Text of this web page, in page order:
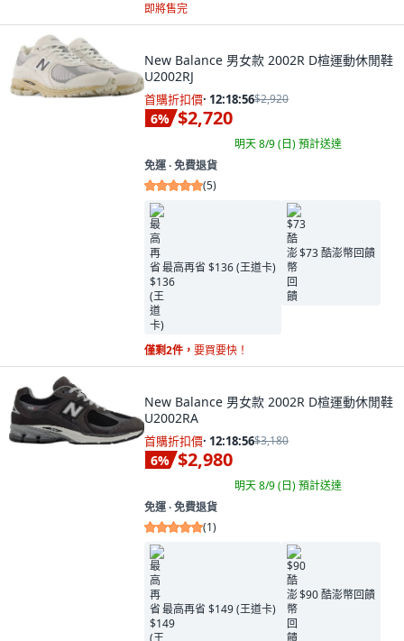
即將售完
New Balance 男女款 2002R D楦運動休閒鞋
U2002RJ
首購折扣價· 12:18:55$2,920
6% $2,720
明天 8/9 (日)預計送達
免運 ∙ 免費退貨
(5)
最高再省 $136 (王道卡)
$73 酷澎幣回饋
僅剩2件， 要買要快！
New Balance 男女款 2002R D楦運動休閒鞋
U2002RA
首購折扣價· 12:18:55$3,180
6% $2,980
明天 8/9 (日)預計送達
免運 ∙ 免費退貨
(1)
最高再省 $149 (王道卡)
$90 酷澎幣回饋